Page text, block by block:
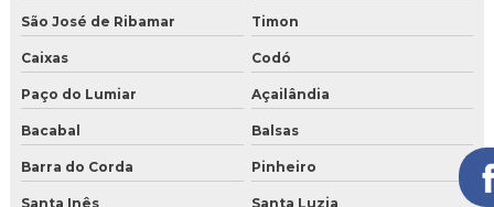
São José de Ribamar Timon
Caixas Codó
Paço do Lumiar Açailândia
Bacabal Balsas
Barra do Corda Pinheiro
Santa Inês Santa Luzia